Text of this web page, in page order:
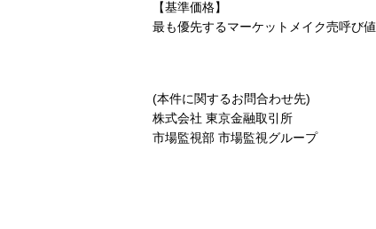
【基準価格】
最も優先するマーケットメイク売呼び
(本件に関するお問合わせ先)
株式会社 東京金融取引所
市場監視部 市場監視グループ